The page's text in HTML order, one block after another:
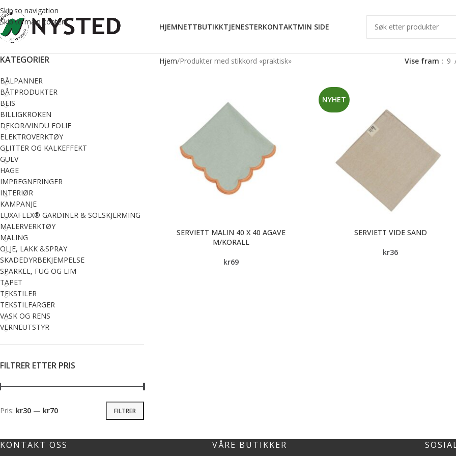
Skip to navigation
Skip to main content
HJEMNETTBUTIKKTJENESTERKONTAKTMIN SIDE
KATEGORIER
BÅLPANNER
BÅTPRODUKTER
BEIS
BILLIGKROKEN
DEKOR/VINDU FOLIE
ELEKTROVERKTØY
GLITTER OG KALKEFFEKT
GULV
HAGE
IMPREGNERINGER
INTERIØR
KAMPANJE
LUXAFLEX® GARDINER & SOLSKJERMING
MALERVERKTØY
MALING
OLJE, LAKK &SPRAY
SKADEDYRBEKJEMPELSE
SPARKEL, FUG OG LIM
TAPET
TEKSTILER
TEKSTILFARGER
VASK OG RENS
VERNEUTSTYR
FILTRER ETTER PRIS
FILTRER
Pris: kr30 — kr70
Hjem Produkter med stikkord «praktisk» Vise fram 9
SERVIETT MALIN 40 X 40 AGAVE
M/KORALL
kr69
NYHET
SERVIETT VIDE SAND
kr36
KONTAKT OSS VÅRE BUTIKKER